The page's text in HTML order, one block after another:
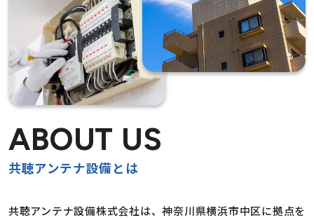
ABOUT US
共聴アンテナ設備とは
共聴アンテナ設備株式会社は、神奈川県横浜市中区に拠点を